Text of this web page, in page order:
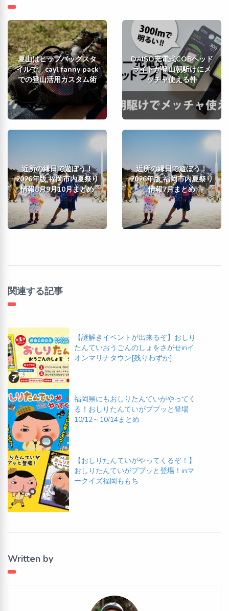
夏山はヒップバッグスタ
イルで。cayl fanny pack
での登山活用カスタム術
DAISO充電式COBヘッド
ライトが登山朝駈けにメ
ッチャ使える件
近所の縁日で遊ぼう！
2026年版 福岡市内夏祭り
情報8月9月10月まとめ
近所の縁日で遊ぼう！
2026年版 福岡市内夏祭り
情報7月まとめ
関連する記事
【謎解きイベントが出来るぞ】おしり
たんていおうごんのしょをさがせinイ
オンマリナタウン[残りわずか]
福岡県にもおしりたんていがやってく
る！おしりたんていがププッと登場
10/12～10/14まとめ
【おしりたんていがやってくるぞ！】
おしりたんていがププッと登場！inマ
ークイズ福岡ももち
Written by